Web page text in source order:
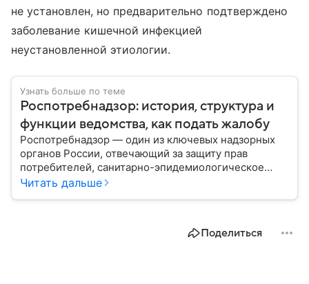
не установлен, но предварительно подтверждено
заболевание кишечной инфекцией
неустановленной этиологии.
Узнать больше по теме
Роспотребнадзор: история, структура и
функции ведомства, как подать жалобу
Роспотребнадзор — один из ключевых надзорных
органов России, отвечающий за защиту прав
потребителей, санитарно-эпидемиологическое
благополучие населения и контроль соблюдения
Читать дальше
Поделиться